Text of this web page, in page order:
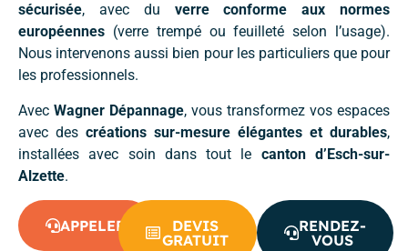
sécurisée, avec du verre conforme aux normes
européennes (verre trempé ou feuilleté selon l’usage).
Nous intervenons aussi bien pour les particuliers que pour
les professionnels.
Avec Wagner Dépannage, vous transformez vos espaces
avec des créations sur-mesure élégantes et durables,
installées avec soin dans tout le canton d’Esch-sur-
Alzette.
APPELER
DEVIS
GRATUIT
RENDEZ-
VOUS